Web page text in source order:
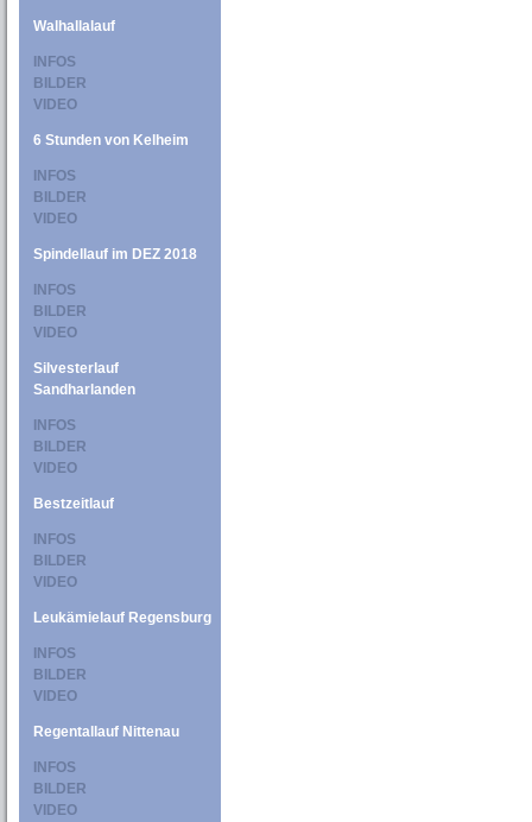
Walhallalauf
INFOS
BILDER
VIDEO
6 Stunden von Kelheim
INFOS
BILDER
VIDEO
Spindellauf im DEZ 2018
INFOS
BILDER
VIDEO
Silvesterlauf
Sandharlanden
INFOS
BILDER
VIDEO
Bestzeitlauf
INFOS
BILDER
VIDEO
Leukämielauf Regensburg
INFOS
BILDER
VIDEO
Regentallauf Nittenau
INFOS
BILDER
VIDEO